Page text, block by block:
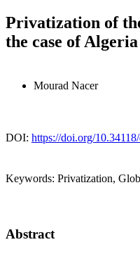
Privatization of
the case of Algeria
Mourad Nacer
DOI: https://doi.org/
Keywords: Privatization,
Abstract